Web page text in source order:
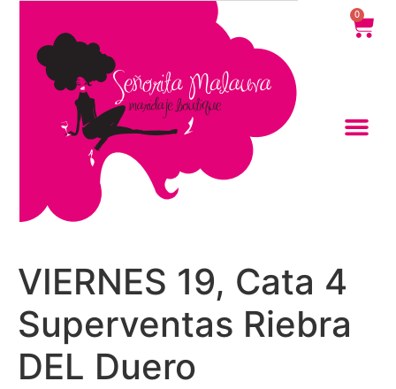
0
VIERNES 19, Cata 4
Superventas Riebra
DEL Duero